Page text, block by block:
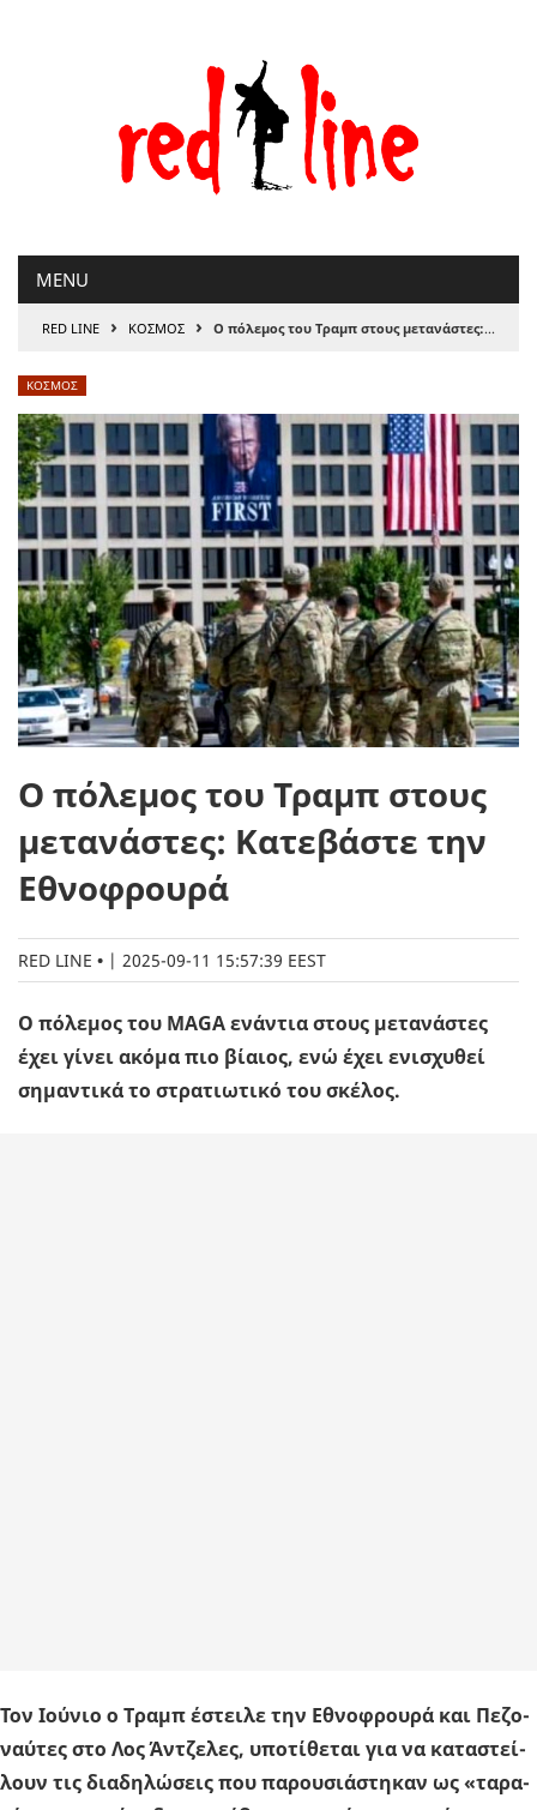
MENU
RED LINE › ΚΟΣΜΟΣ › Ο πόλεμος του Τραμπ στους μετανάστες: Κατεβάστε την Εθνοφρουρά
ΚΟΣΜΟΣ
Ο πόλεμος του Τραμπ στους
μετανάστες: Κατεβάστε την
Εθνοφρουρά
RED LINE | 2025-09-11 15:57:39 EEST
Ο πόλεμος του MAGA ενάντια στους μετανάστες
έχει γίνει ακόμα πιο βίαιος, ενώ έχει ενισχυθεί
σημαντικά το στρατιωτικό του σκέλος.
Τον Ιού­νιο ο Τραμπ έστει­λε την Εθνο­φρου­ρά και Πε­ζο­
ναύ­τες στο Λος Άν­τζε­λες, υπο­τί­θε­ται για να κα­τα­στεί­
λουν τις δια­δη­λώ­σεις που πα­ρου­σιά­στη­καν ως «τα­ρα­